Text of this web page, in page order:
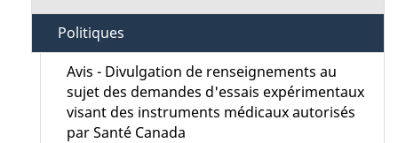
Politiques
Avis - Divulgation de renseignements au
sujet des demandes d'essais expérimentaux
visant des instruments médicaux autorisés
par Santé Canada